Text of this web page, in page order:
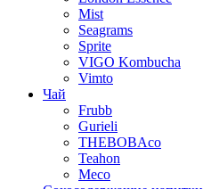
Mist
Seagrams
Sprite
VIGO Kombucha
Vimto
Чай
Frubb
Gurieli
THEBOBAco
Teahon
Meco